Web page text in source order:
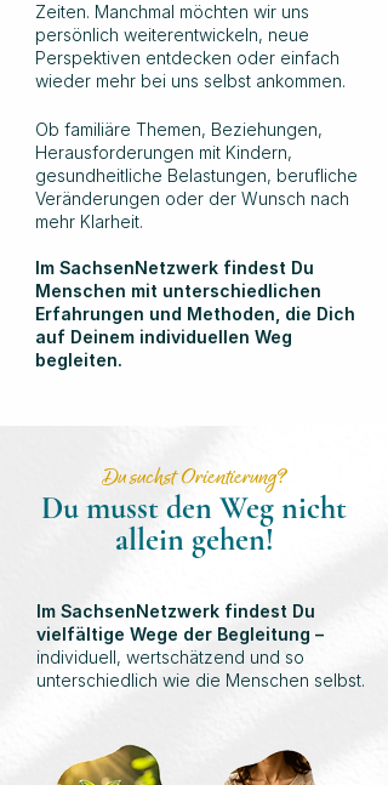
Zeiten. Manchmal möchten wir uns
persönlich weiterentwickeln, neue
Perspektiven entdecken oder einfach
wieder mehr bei uns selbst ankommen.
Ob familiäre Themen, Beziehungen,
Herausforderungen mit Kindern,
gesundheitliche Belastungen, berufliche
Veränderungen oder der Wunsch nach
mehr Klarheit.
Im SachsenNetzwerk findest Du
Menschen mit unterschiedlichen
Erfahrungen und Methoden, die Dich
auf Deinem individuellen Weg
begleiten.
Du suchst Orientierung?
Du musst den Weg nicht
allein gehen!
Im SachsenNetzwerk findest Du
vielfältige Wege der Begleitung –
individuell, wertschätzend und so
unterschiedlich wie die Menschen selbst.